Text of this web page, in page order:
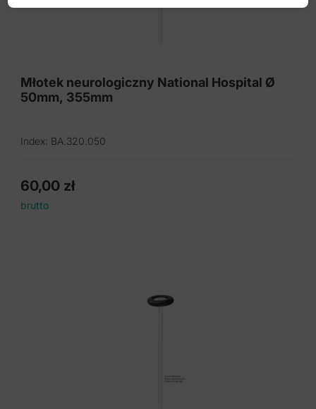
Młotek neurologiczny National Hospital Ø
50mm, 355mm
Index: BA.320.050
60,00 zł
brutto